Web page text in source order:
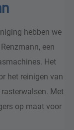
hebben we
een
Het
het reinigen van
Met
op maat voor